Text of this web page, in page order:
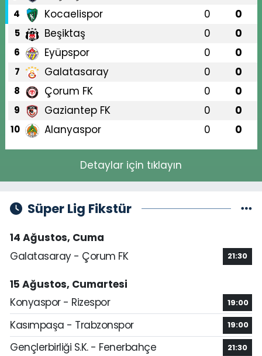
4 Kocaelispor 0 0
5 Beşiktaş 0 0
6 Eyüpspor 0 0
7 Galatasaray 0 0
8 Çorum FK 0 0
9 Gaziantep FK 0 0
10 Alanyaspor 0 0
Detaylar için tıklayın
Süper Lig Fikstür
14 Ağustos, Cuma
Galatasaray - Çorum FK
21:30
15 Ağustos, Cumartesi
Konyaspor - Rizespor
19:00
Kasımpaşa - Trabzonspor 19:00
Gençlerbirliği S.K. - Fenerbahçe 21:30